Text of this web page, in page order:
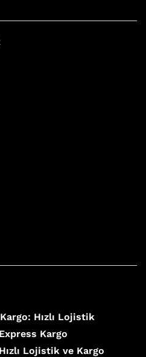
Hızlı Lojistik
Kargo
Lojistik ve Kargo